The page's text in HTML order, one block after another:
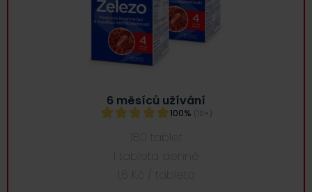
6 měsíců užívání
100% (10×)
180 tablet
1 tableta denně
1,6 Kč / tableta